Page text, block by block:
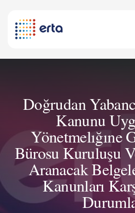
Doğrudan
Kanunu
Yönetmelığıne
Bürosu Kuruluşu
Aranacak
Kanunları